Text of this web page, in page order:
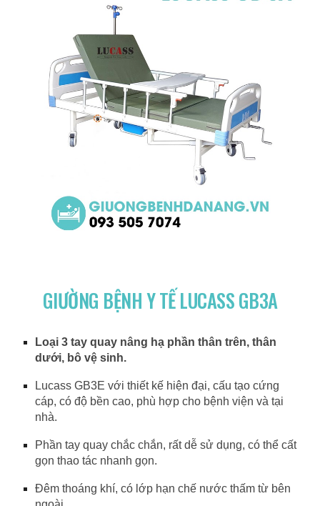
GIƯỜNG BỆNH Y TẾ LUCASS GB3A
Loại 3 tay quay nâng hạ phần thân trên, thân
dưới, bô vệ sinh.
Lucass GB3E với thiết kế hiện đại, cấu tạo cứng
cáp, có độ bền cao, phù hợp cho bệnh viện và tại
nhà.
Phần tay quay chắc chắn, rất dễ sử dụng, có thể cất
gọn thao tác nhanh gọn.
Đêm thoáng khí, có lớp hạn chế nước thấm từ bên